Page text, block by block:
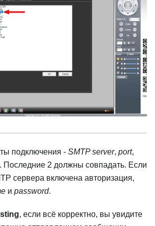
подключения - SMTP server, port,
. Последние 2 должны совпадать. Если
сервера включена авторизация,
и password.
, если всё корректно, вы увидите